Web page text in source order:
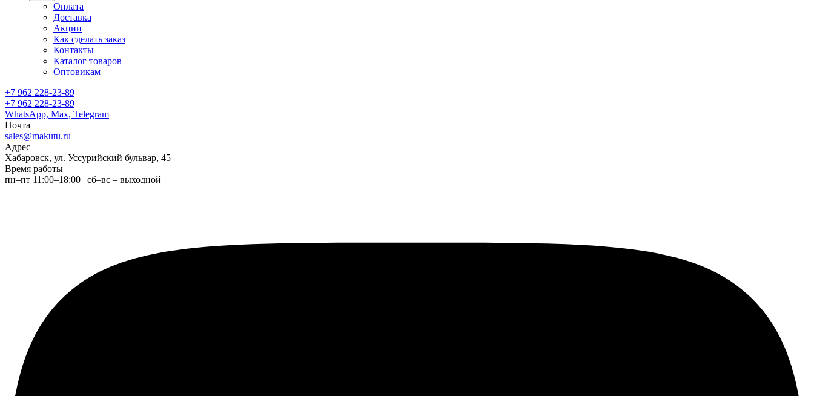
Оплата
Доставка
Акции
Как сделать заказ
Контакты
Каталог товаров
Оптовикам
+7 962 228-23-89
+7 962 228-23-89
WhatsApp, Max, Telegram
Почта
sales@makutu.ru
Адрес
Хабаровск, ул. Уссурийский бульвар, 45
Время работы
пн–пт 11:00–18:00 | сб–вс – выходной